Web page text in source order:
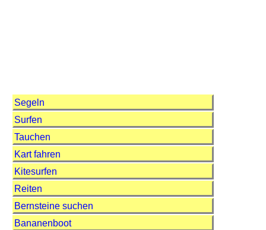
Segeln
Surfen
Tauchen
Kart fahren
Kitesurfen
Reiten
Bernsteine suchen
Bananenboot